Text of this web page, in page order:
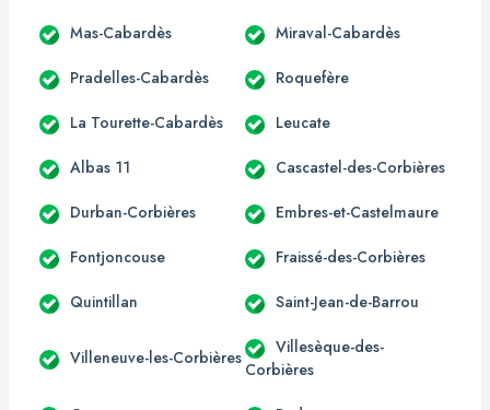
Mas-Cabardès Miraval-Cabardès
Pradelles-Cabardès Roquefère
La Tourette-Cabardès Leucate
Albas 11 Cascastel-des-Corbières
Durban-Corbières Embres-et-Castelmaure
Fontjoncouse Fraissé-des-Corbières
Quintillan Saint-Jean-de-Barrou
Villeneuve-les-Corbières
Villesèque-des-
Corbières